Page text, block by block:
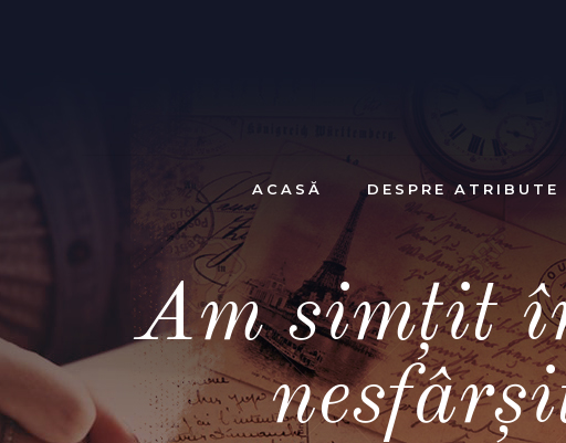
ACASĂ DESPRE ATRIBUTE
Am simțit